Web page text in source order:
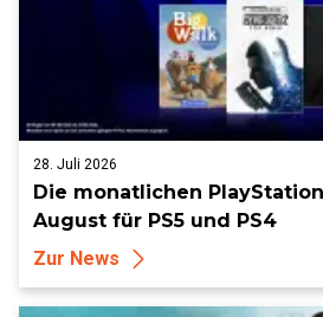
28. Juli 2026
Die monatlichen
August für PS5 und PS4
Zur News